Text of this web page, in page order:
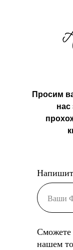
Просим
нас
Сможете
нашем